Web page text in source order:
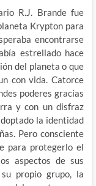
R.J. Brande fue
Krypton para
encontrarse
estrellado hace
del planeta o que
con vida. Catorce
poderes gracias
y con un disfraz
la identidad
Pero consciente
para protegerlo el
aspectos de sus
propio grupo, la